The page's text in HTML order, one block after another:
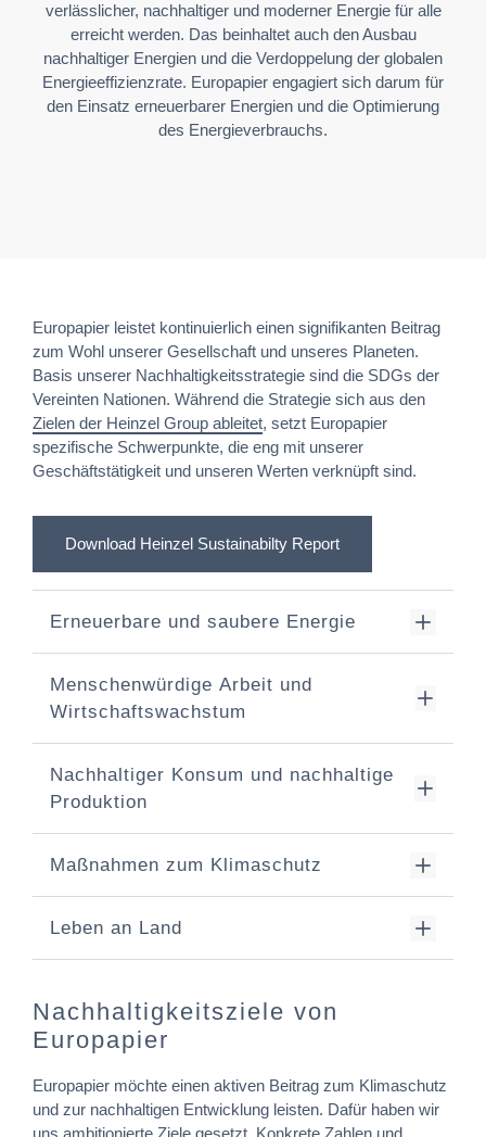
verlässlicher, nachhaltiger und moderner Energie für alle
erreicht werden. Das beinhaltet auch den Ausbau
nachhaltiger Energien und die Verdoppelung der globalen
Energieeffizienzrate. Europapier engagiert sich darum für
den Einsatz erneuerbarer Energien und die Optimierung
des Energieverbrauchs.
Europapier leistet kontinuierlich einen signifikanten Beitrag
zum Wohl unserer Gesellschaft und unseres Planeten.
Basis unserer Nachhaltigkeitsstrategie sind die SDGs der
Vereinten Nationen. Während die Strategie sich aus den
Zielen der Heinzel Group ableitet, setzt Europapier
spezifische Schwerpunkte, die eng mit unserer
Geschäftstätigkeit und unseren Werten verknüpft sind.
Download Heinzel Sustainabilty Report
Erneuerbare und saubere Energie
Menschenwürdige Arbeit und
Wirtschaftswachstum
Nachhaltiger Konsum und nachhaltige
Produktion
Maßnahmen zum Klimaschutz
Leben an Land
Nachhaltigkeitsziele von
Europapier
Europapier möchte einen aktiven Beitrag zum Klimaschutz
und zur nachhaltigen Entwicklung leisten. Dafür haben wir